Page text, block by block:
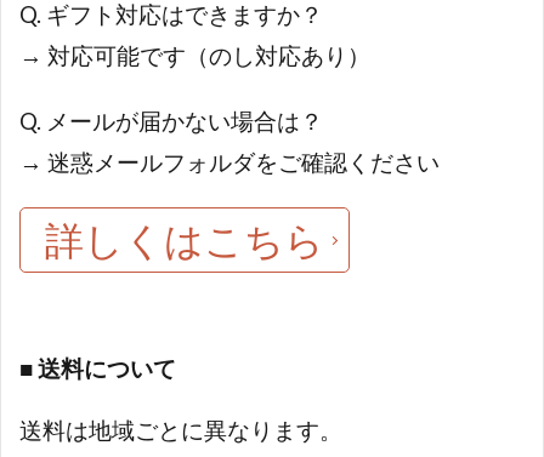
Q. ギフト対応はできますか？
→ 対応可能です（のし対応あり）
Q. メールが届かない場合は？
→ 迷惑メールフォルダをご確認ください
詳しくはこちら
■ 送料について
送料は地域ごとに異なります。